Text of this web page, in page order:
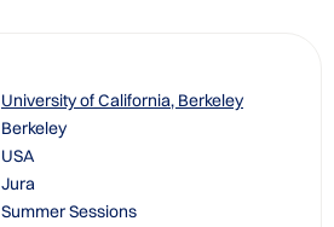
University of California, Berkeley
Berkeley
USA
Jura
Summer Sessions